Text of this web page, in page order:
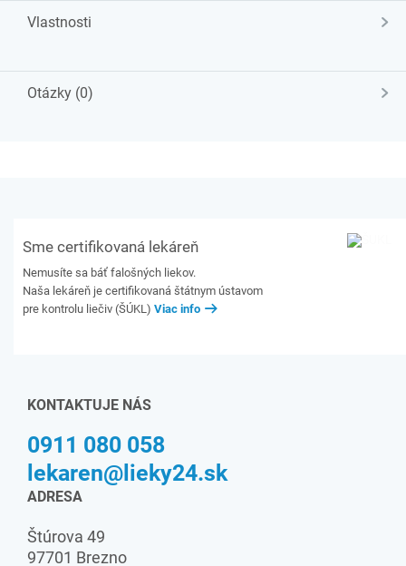
Vlastnosti
Otázky (0)
Sme certifikovaná lekáreň
Nemusíte sa báť falošných liekov.
Naša lekáreň je certifikovaná štátnym ústavom
pre kontrolu liečiv (ŠÚKL) Viac info
KONTAKTUJE NÁS
0911 080 058
lekaren@lieky24.sk
ADRESA
Štúrova 49
97701 Brezno